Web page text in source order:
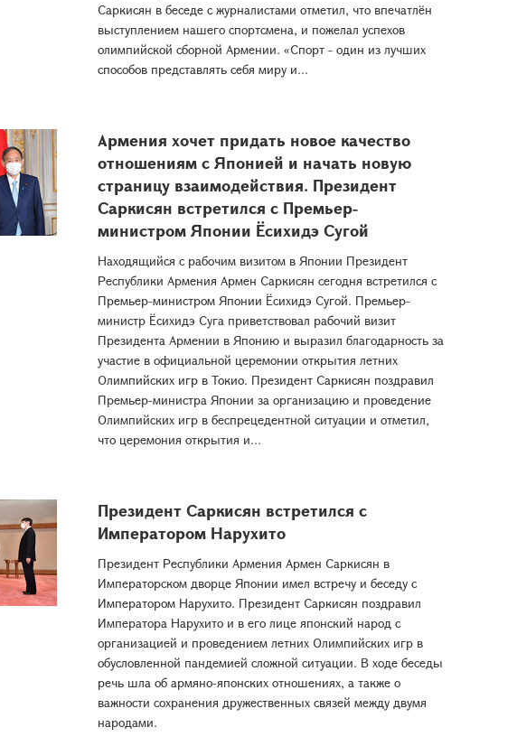
Саркисян в беседе с журналистами отметил, что впечатлён
выступлением нашего спортсмена, и пожелал успехов
олимпийской сборной Армении. «Спорт - один из лучших
способов представлять себя миру и...
Армения хочет придать новое качество
отношениям с Японией и начать новую
страницу взаимодействия. Президент
Саркисян встретился с Премьер-
министром Японии Ёсихидэ Сугой
Находящийся с рабочим визитом в Японии Президент
Республики Армения Армен Саркисян сегодня встретился с
Премьер-министром Японии Ёсихидэ Сугой. Премьер-
министр Ёсихидэ Суга приветствовал рабочий визит
Президента Армении в Японию и выразил благодарность за
участие в официальной церемонии открытия летних
Олимпийских игр в Токио. Президент Саркисян поздравил
Премьер-министра Японии за организацию и проведение
Олимпийских игр в беспрецедентной ситуации и отметил,
что церемония открытия и...
Президент Саркисян встретился с
Императором Нарухито
Президент Республики Армения Армен Саркисян в
Императорском дворце Японии имел встречу и беседу с
Императором Нарухито. Президент Саркисян поздравил
Императора Нарухито и в его лице японский народ с
организацией и проведением летних Олимпийских игр в
обусловленной пандемией сложной ситуации. В ходе беседы
речь шла об армяно-японских отношениях, а также о
важности сохранения дружественных связей между двумя
народами.